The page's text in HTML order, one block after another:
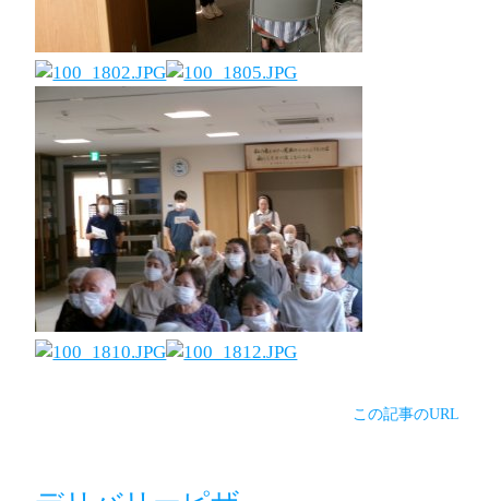
この記事のURL